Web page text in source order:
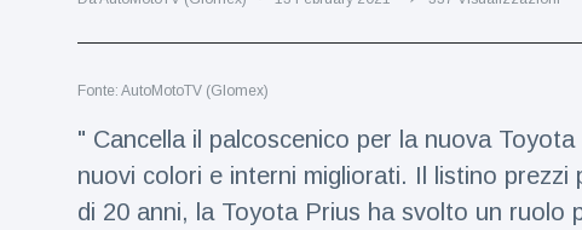
(77)
Dylan
Sprouse e
Barbara
15 July
48
Fonte: AutoMotoTV (Glomex)
" Cancella il palcoscenico per la nuova
nuovi colori e interni migliorati. Il listino
di 20 anni, la Toyota Prius ha svolto un ruolo